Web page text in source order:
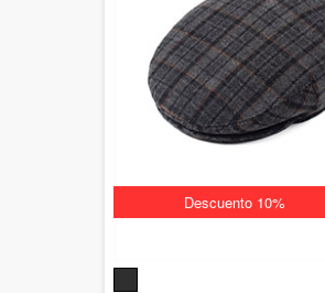
Descuento 10%